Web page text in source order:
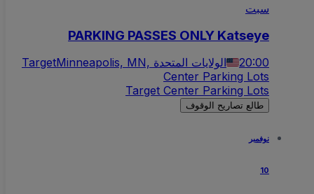
سبت
PARKING PASSES ONLY Katseye
20:00 Minneapolis, MN, الولايات المتحدة
Target
Center Parking Lots
Target Center Parking Lots
طالع تصاريح الوقوف
نوفمبر
10